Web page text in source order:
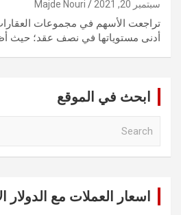
سبتمبر 20, 2021 Majde Nouri
تراجعت الأسهم في مجموعات
أدنى مستوياتها في نصف عقد؛ حيث
ابحث في الموقع
اسعار العملات مع الدولار